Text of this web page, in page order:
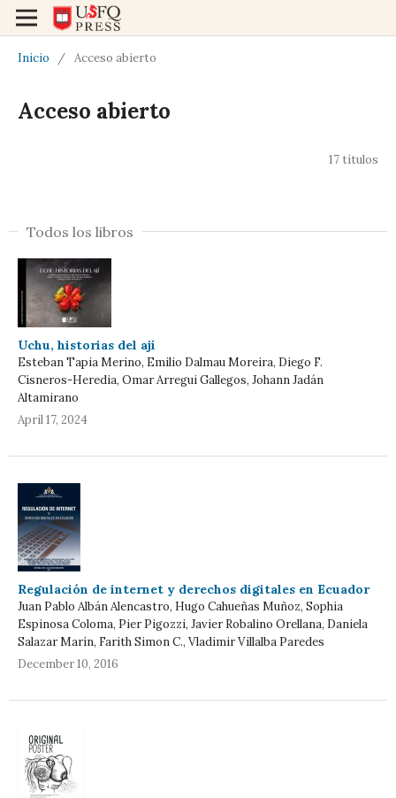
Inicio / Acceso abierto
Acceso abierto
17 títulos
Todos los libros
Uchu, historias del ají
Esteban Tapia Merino, Emilio Dalmau Moreira, Diego F.
Cisneros-Heredia, Omar Arregui Gallegos, Johann Jadán
Altamirano
April 17, 2024
Regulación de internet y derechos digitales en Ecuador
Juan Pablo Albán Alencastro, Hugo Cahueñas Muñoz, Sophia
Espinosa Coloma, Pier Pigozzi, Javier Robalino Orellana, Daniela
Salazar Marín, Farith Simon C., Vladimir Villalba Paredes
December 10, 2016